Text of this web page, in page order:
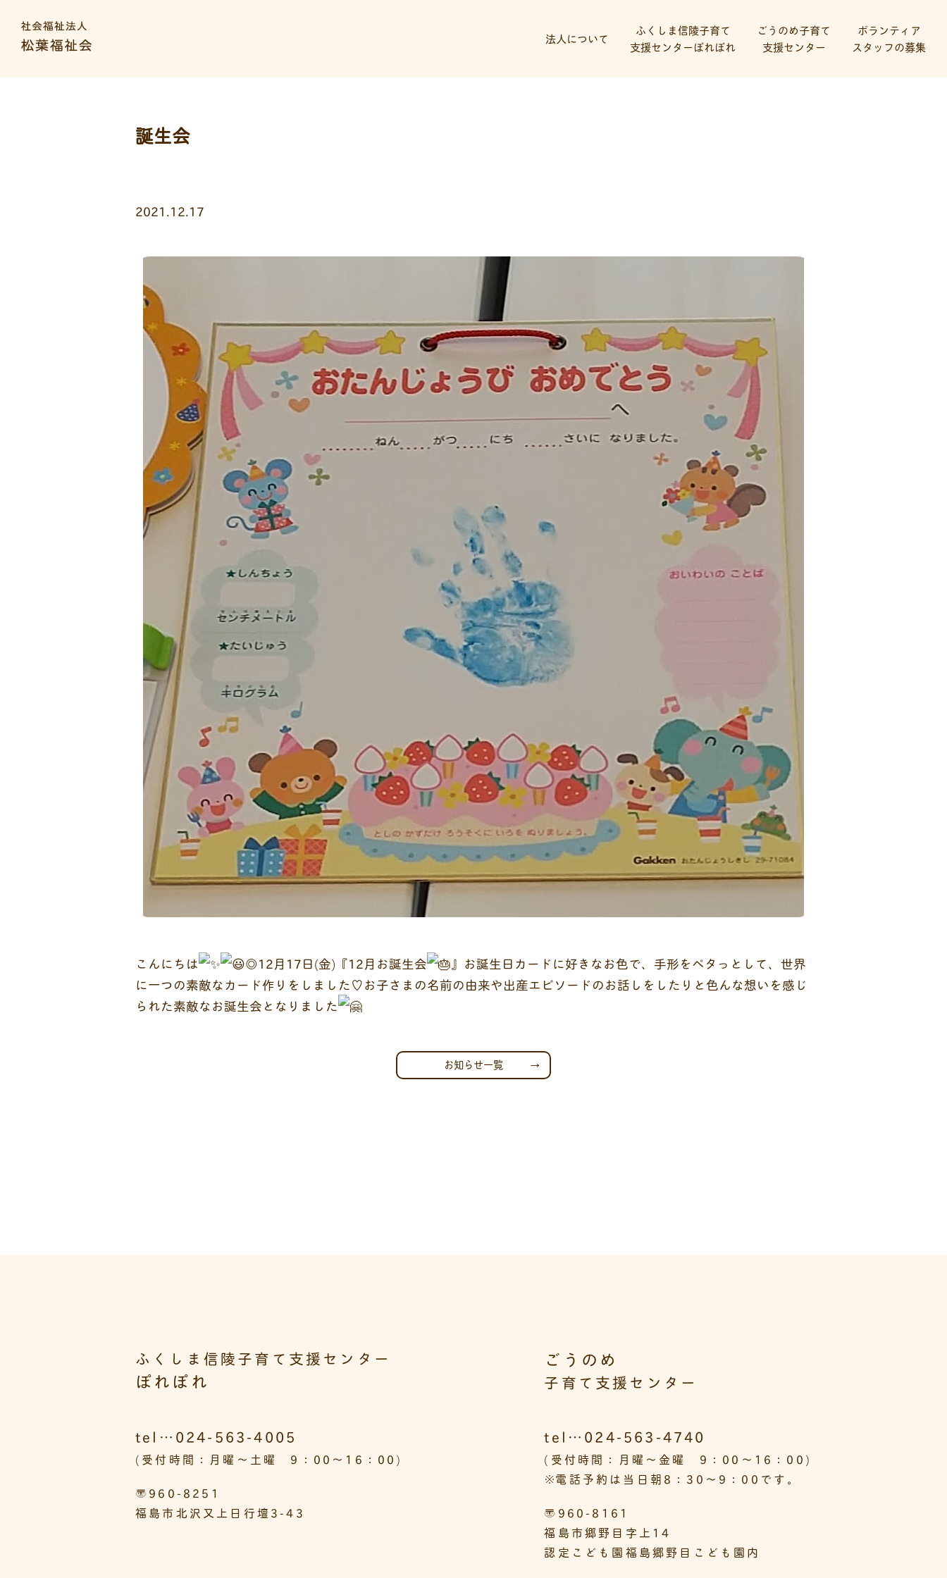
法人について
ふくしま信陵子育て
支援センターぽれぽれ
ごうのめ子育て
支援センター
ボランティア
スタッフの募集
誕生会
2021.12.17
こんにちは ◎12月17日(金)『12月お誕生会
』お誕生日カードに好きなお色で、手形をペタっとして、世界
に一つの素敵なカード作りをしました♡お子さまの名前の由来や出産エピソードのお話しをしたりと色んな想いを感じ
られた素敵なお誕生会となりました
お知らせ一覧
ふくしま信陵子育て支援センター
ぽれぽれ
tel…024-563-4005
(受付時間：月曜～土曜 9：00～16：00)
〒960-8251
福島市北沢又上日行壇3-43
ごうのめ
子育て支援センター
tel…024-563-4740
(受付時間：月曜～金曜 9：00～16：00)
※電話予約は当日朝8：30～9：00です。
〒960-8161
福島市郷野目字上14
認定こども園福島郷野目こども園内